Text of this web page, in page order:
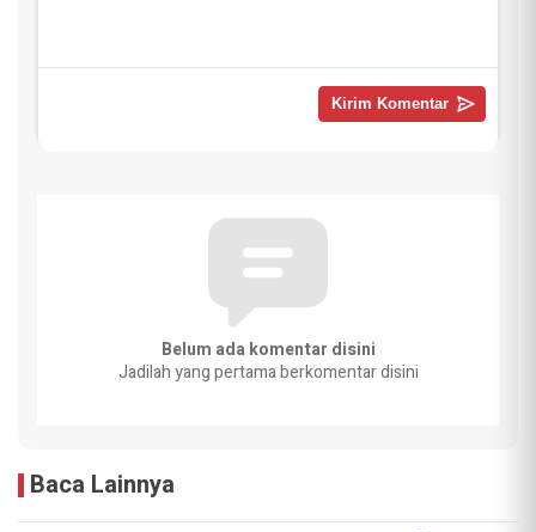
Belum ada komentar disini
Jadilah yang pertama berkomentar disini
Baca Lainnya